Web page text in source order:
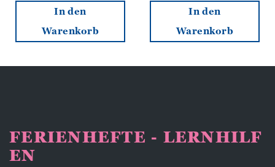
In den
Warenkorb
In den
Warenkorb
FERIENHEFTE - LERNHILF
EN